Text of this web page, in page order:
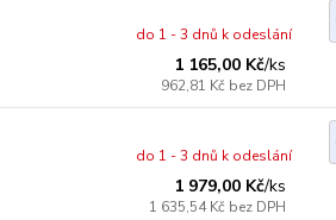
1 165,00 Kč/ks
962,81 Kč bez DPH
do 1 - 3 dnů k odeslání
1 979,00 Kč/ks
1 635,54 Kč bez DPH
do 1 - 3 dnů k odeslání